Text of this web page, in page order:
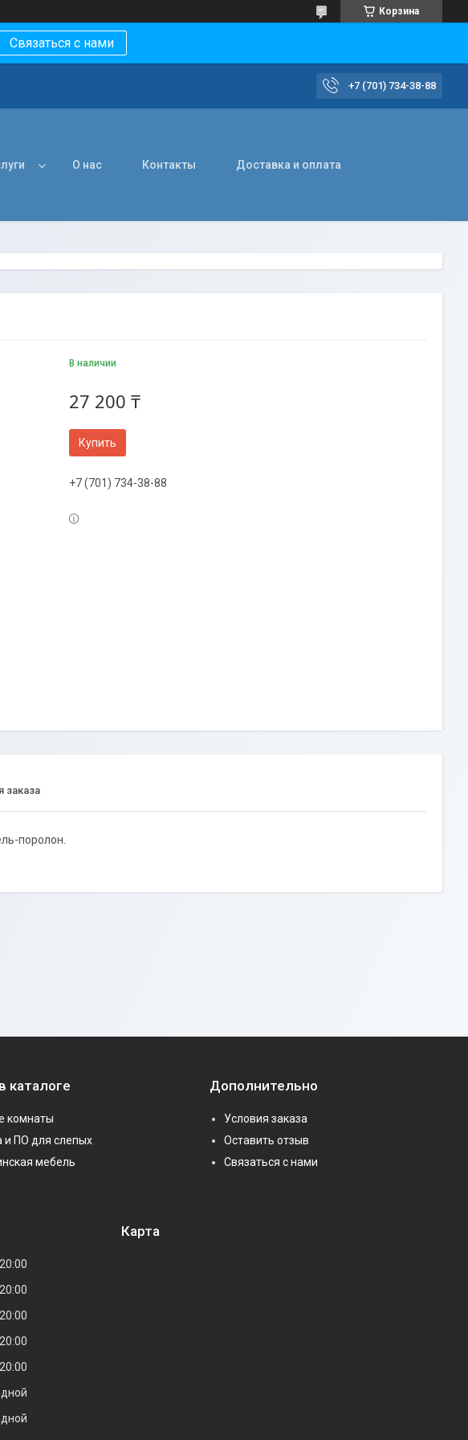
Корзина
Связаться с нами
+7 (701) 734-38-88
О нас Контакты Доставка и оплата
В наличии
27 200 ₸
Купить
+7 (701) 734-38-88
заказа
поролон.
каталоге
комнаты
и ПО для слепых
мебель
Дополнительно
Условия заказа
Оставить отзыв
Связаться с нами
20:00
20:00
20:00
20:00
20:00
Карта